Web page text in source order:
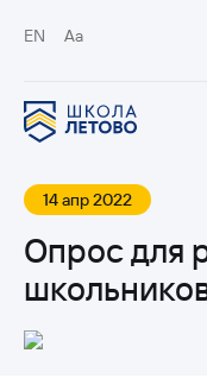
EN Aa
14 апр 2022
Опрос для